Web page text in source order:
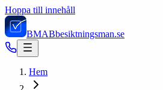
Hoppa till innehåll
BMABbesiktningsman.se
Hem